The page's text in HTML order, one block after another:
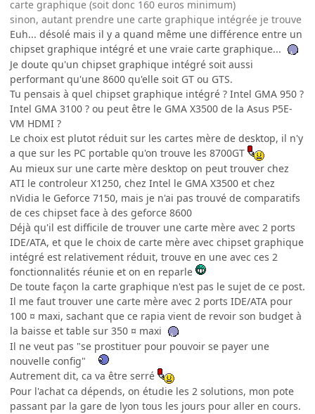
carte graphique (soit donc 160 euros minimum)
sinon, autant prendre une carte graphique intégrée je trouve
Euh... désolé mais il y a quand même une différence entre un
chipset graphique intégré et une vraie carte graphique...
Je doute qu'un chipset graphique intégré soit aussi
performant qu'une 8600 qu'elle soit GT ou GTS.
Tu pensais à quel chipset graphique intégré ? Intel GMA 950 ?
Intel GMA 3100 ? ou peut être le GMA X3500 de la Asus P5E-
VM HDMI ?
Le choix est plutot réduit sur les cartes mère de desktop, il n'y
a que sur les PC portable qu'on trouve les 8700GT
Au mieux sur une carte mère desktop on peut trouver chez
ATI le controleur X1250, chez Intel le GMA X3500 et chez
nVidia le Geforce 7150, mais je n'ai pas trouvé de comparatifs
de ces chipset face à des geforce 8600
Déjà qu'il est difficile de trouver une carte mère avec 2 ports
IDE/ATA, et que le choix de carte mère avec chipset graphique
intégré est relativement réduit, trouve en une avec ces 2
fonctionnalités réunie et on en reparle
De toute façon la carte graphique n'est pas le sujet de ce post.
Il me faut trouver une carte mère avec 2 ports IDE/ATA pour
100 ¤ maxi, sachant que ce rapia vient de revoir son budget à
la baisse et table sur 350 ¤ maxi
Il ne veut pas "se prostituer pour pouvoir se payer une
nouvelle config"
Autrement dit, ca va être serré
Pour l'achat ca dépends, on étudie les 2 solutions, mon pote
passant par la gare de lyon tous les jours pour aller en cours.